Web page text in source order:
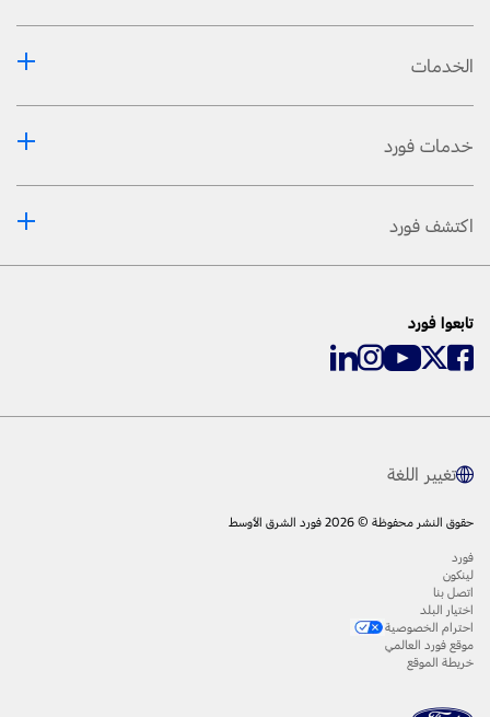
الخدمات
خدمات فورد
اكتشف فورد
تابعوا فورد
تغيير اللغة
حقوق النشر محفوظة © 2026 فورد الشرق الأوسط
فورد
لينكون
اتصل بنا
اختيار البلد
احترام الخصوصية
موقع فورد العالمي
خريطة الموقع